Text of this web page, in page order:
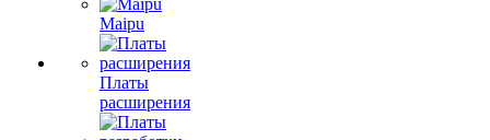
Maipu
Платы
расширения